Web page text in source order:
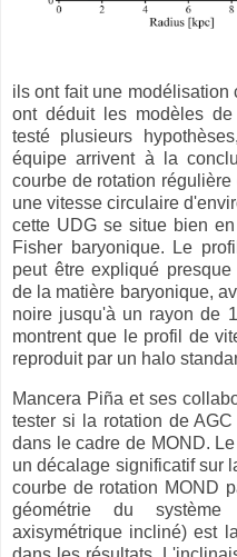
ils ont fait une modélisation
ont déduit les modèles
testé plusieurs
équipe arrivent à la
courbe de rotation
une vitesse circulaire
cette UDG se situe bien
Fisher baryonique. Le
peut être expliqué
de la matière baryonique,
noire jusqu'à un rayon de
montrent que le profil de
reproduit par un halo
Mancera Piña et ses
tester si la rotation de
dans le cadre de MOND.
un décalage significatif sur
courbe de rotation MOND
géométrie du
axisymétrique incliné) est